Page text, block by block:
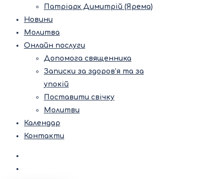
Патріарх Димитрій (Ярема)
Новини
Молитва
Онлайн послуги
Допомога священника
Записки за здоров’я та за
упокій
Поставити свічку
Молитви
Календар
Контакти